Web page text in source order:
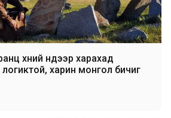
хүний нүдээр харахад
харин монгол бичиг